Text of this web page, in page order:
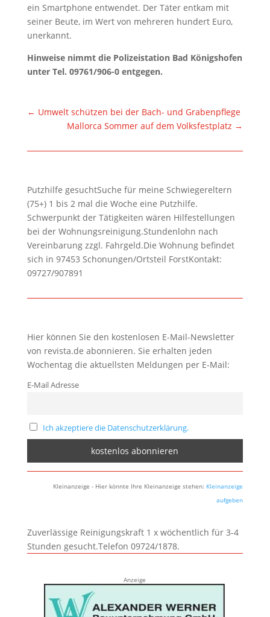
ein Smartphone entwendet. Der Täter entkam mit
seiner Beute, im Wert von mehreren hundert Euro,
unerkannt.
Hinweise nimmt die Polizeistation Bad Königshofen
unter Tel. 09761/906-0 entgegen.
← Umwelt schützen bei der Bach- und Grabenpflege
Mallorca Sommer auf dem Volksfestplatz →
Putzhilfe gesuchtSuche für meine Schwiegereltern
(75+) 1 bis 2 mal die Woche eine Putzhilfe.
Schwerpunkt der Tätigkeiten wären Hilfestellungen
bei der Wohnungsreinigung.Stundenlohn nach
Vereinbarung zzgl. Fahrgeld.Die Wohnung befindet
sich in 97453 Schonungen/Ortsteil ForstKontakt:
09727/907891
Hier können Sie den kostenlosen E-Mail-Newsletter
von revista.de abonnieren. Sie erhalten jeden
Wochentag die aktuellsten Meldungen per E-Mail:
E-Mail Adresse
Ich akzeptiere die Datenschutzerklärung.
Kleinanzeige - Hier könnte Ihre Kleinanzeige stehen: Kleinanzeige
aufgeben
Zuverlässige Reinigungskraft 1 x wöchentlich für 3-4
Stunden gesucht.Telefon 09724/1878.
Anzeige